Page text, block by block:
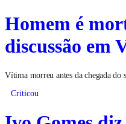
Homem é
discussão em
Vítima morreu antes da chegada do
Criticou